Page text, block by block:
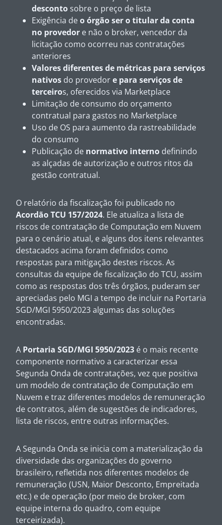
desconto sobre o preço de lista
Exigência deo órgão ser o titular da conta
no provedor e não o broker, vencedor da
licitação como ocorreu nas contratações
anteriores
Valores diferentes de métricas para serviços
nativos do provedore para serviços de
terceiros, oferecidos via Marketplace
Limitação de consumo do orçamento
contratual para gastos no Marketplace
Uso de OS para aumento da rastreabilidade
do consumo
Publicação de normativo interno definindo
as alçadas de autorização e outros ritos da
gestão contratual.
O relatório da fiscalização foi publicado no
Acordão TCU 157/2024. Ele atualiza a lista de
riscos de contratação de Computação em Nuvem
para o cenário atual, e alguns dos itens relevantes
destacados acima foram definidos como
respostas para mitigação destes riscos. As
consultas da equipe de fiscalização do TCU, assim
como as respostas dos três órgãos, puderam ser
apreciadas pelo MGI a tempo de incluir na Portaria
SGD/MGI 5950/2023 algumas das soluções
encontradas.
A Portaria SGD/MGI 5950/2023 é o mais recente
componente normativo a caracterizar essa
Segunda Onda de contratações, vez que positiva
um modelo de contratação de Computação em
Nuvem e traz diferentes modelos de remuneração
de contratos, além de sugestões de indicadores,
lista de riscos, entre outras informações.
A Segunda Onda se inicia com a materialização da
diversidade das organizações do governo
brasileiro, refletida nos diferentes modelos de
remuneração (USN, Maior Desconto, Empreitada
etc.) e de operação (por meio de broker, com
equipe interna do quadro, com equipe
terceirizada).